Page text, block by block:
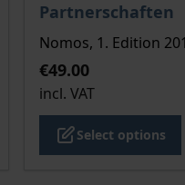
Partnerschaften
Nomos, 1. Edition
€49.00
incl. VAT
Select options